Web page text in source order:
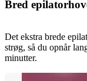
Bred
Det ekstra brede
strøg, så du opnår
minutter.